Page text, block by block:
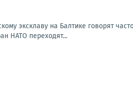
эксклаву на Балтике говорят
НАТО переходят...